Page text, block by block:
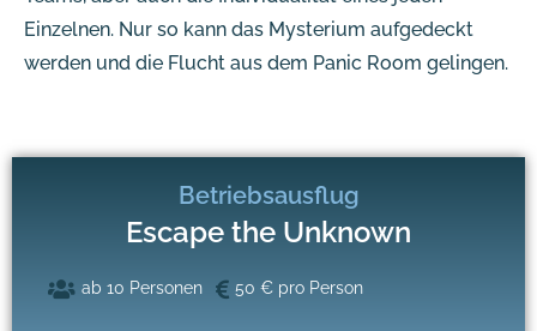
Einzelnen. Nur so kann das Mysterium aufgedeckt
werden und die Flucht aus dem Panic Room gelingen.
Betriebsausflug
Escape the Unknown
ab 10 Personen 50 € pro Person